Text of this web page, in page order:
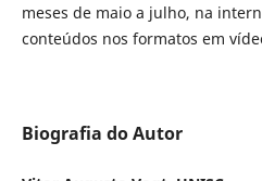
meses de maio a julho, na
conteúdos nos formatos em
Biografia do Autor